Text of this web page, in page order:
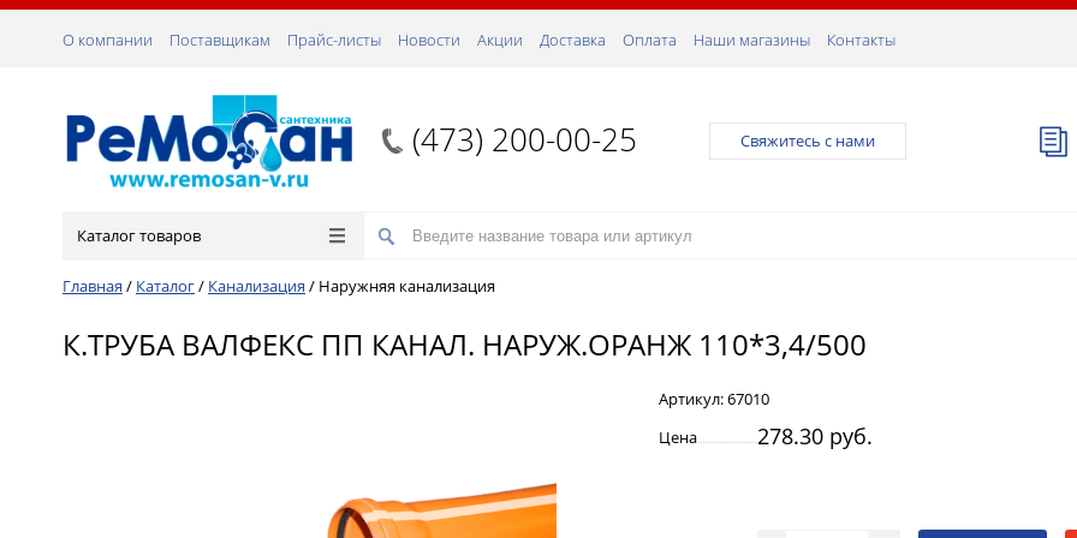
О компании Поставщикам Прайс-листы Новости Акции Доставка Оплата Наши магазины Контакты
(473) 200-00-25 Свяжитесь с нами
Каталог товаров
Главная / Каталог/ Канализация / Наружняя канализация
К.ТРУБА ВАЛФЕКС ПП КАНАЛ. НАРУЖ.ОРАНЖ 110*3,4/500
Артикул:67010
Цена
278.30 руб.